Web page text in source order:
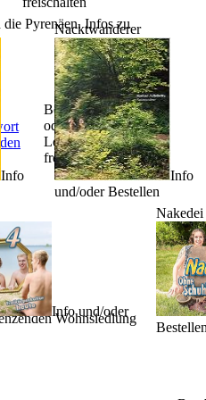
Pyrenäen. Infos zu
Bearbeiten
oder
Löschen
freischalten
Wohnsiedlung
Info
Nacktwanderer
Info
und/oder Bestellen
Info und/oder
Nakedei